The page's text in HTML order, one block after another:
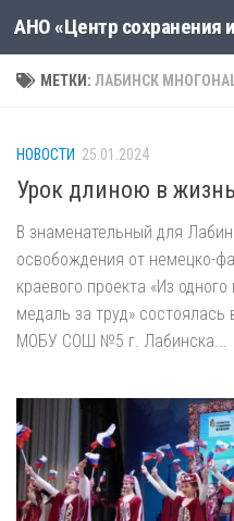
Skip to content
МЕТКИ: ЛАБИНСК
НОВОСТИ 25.01.2024
Урок длиною в жизнь
В знаменательный для
освобождения от немецко-
краевого проекта «Из
медаль за труд»
МОБУ СОШ №5 г. Лабинска...